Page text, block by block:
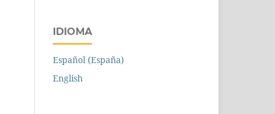
IDIOMA
Español (España)
English